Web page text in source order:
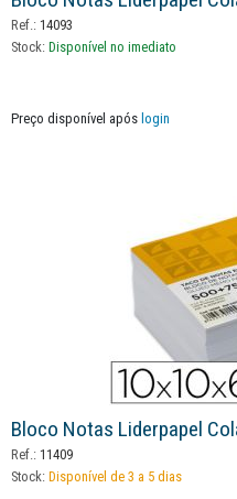
Ref.: 14093
Stock: Disponível no imediato
Preço disponível após login
Bloco Notas Liderpapel
Ref.: 11409
Stock: Disponível de 3 a 5 dias